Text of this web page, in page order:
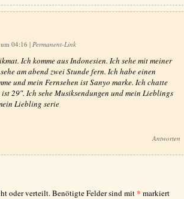
04:16 | Permanent-Link
Ich komme aus Indonesien. Ich sehe mit meiner
am abend zwei Stunde fern. Ich habe einen
und mein Fernsehen ist Sanyo marke. Ich chatte
29″. Ich sehe Musiksendungen und mein Lieblings
Liebling serie
Antworten
oder verteilt. Benötigte Felder sind mit* markiert